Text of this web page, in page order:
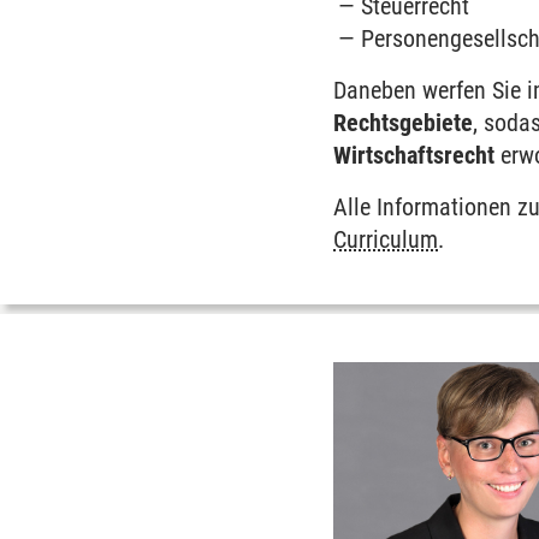
Steuerrecht
Daneben werfen
Rechtsgebiete,
Wirtschaftsrecht
Alle Informationen
Curriculum.